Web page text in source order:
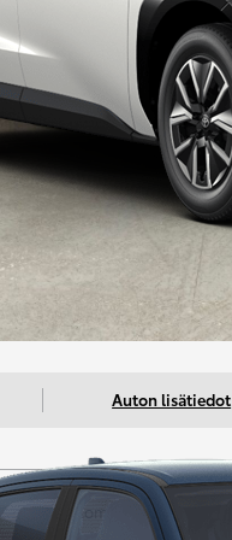
Auton lisätiedot
Kilometrit